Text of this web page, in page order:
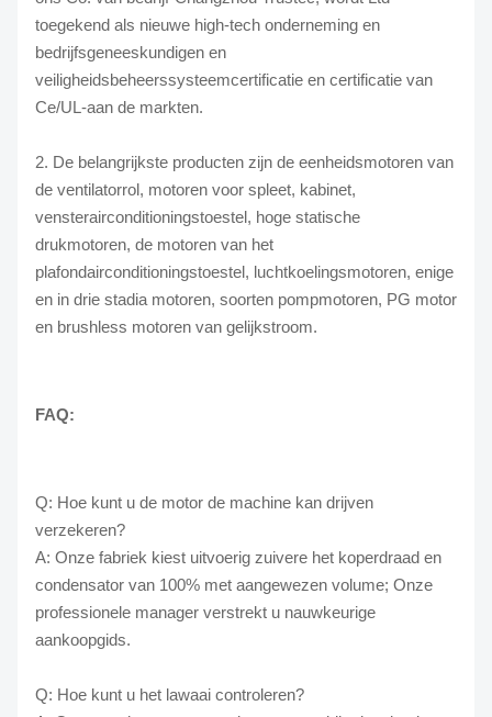
toegekend als nieuwe high-tech onderneming en
bedrijfsgeneeskundigen en
veiligheidsbeheerssysteemcertificatie en certificatie van
Ce/UL-aan de markten.
2. De belangrijkste producten zijn de eenheidsmotoren van
de ventilatorrol, motoren voor spleet, kabinet,
vensterairconditioningstoestel, hoge statische
drukmotoren, de motoren van het
plafondairconditioningstoestel, luchtkoelingsmotoren, enige
en in drie stadia motoren, soorten pompmotoren, PG motor
en brushless motoren van gelijkstroom.
FAQ:
Q: Hoe kunt u de motor de machine kan drijven
verzekeren?
A: Onze fabriek kiest uitvoerig zuivere het koperdraad en
condensator van 100% met aangewezen volume; Onze
professionele manager verstrekt u nauwkeurige
aankoopgids.
Q: Hoe kunt u het lawaai controleren?